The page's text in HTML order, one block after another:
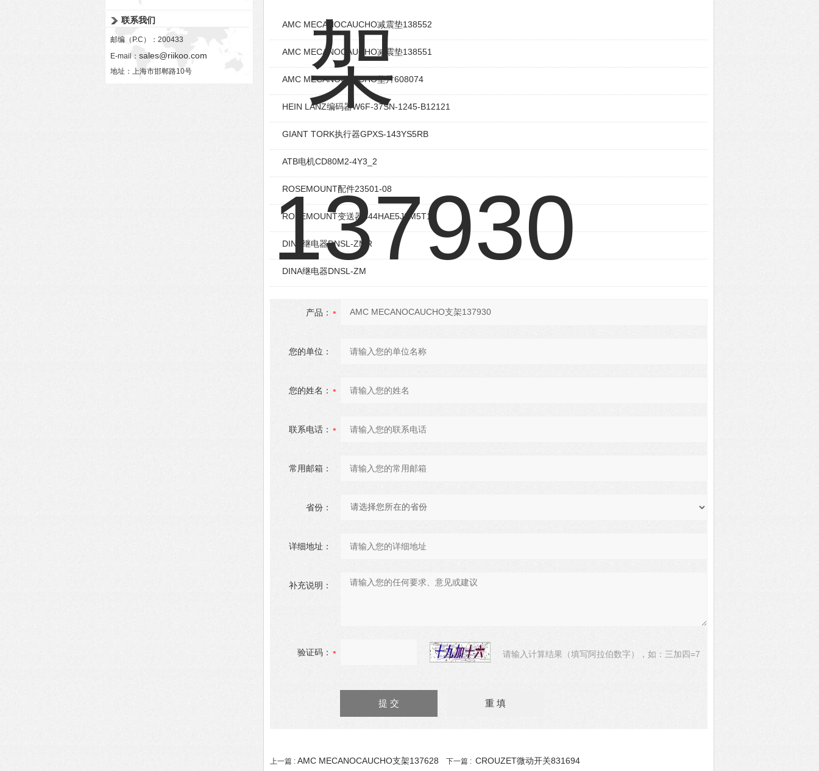
联系我们
邮编（P.C）：200433
E-mail： sales@riikoo.com
地址：上海市邯郸路10号
AMC MECANOCAUCHO减震垫138552
AMC MECANOCAUCHO减震垫138551
AMC MECANOCAUCHO垫片608074
HEIN LANZ编码器W6F-37SN-1245-B12121
GIANT TORK执行器GPXS-143YS5RB
ATB电机CD80M2-4Y3_2
ROSEMOUNT配件23501-08
ROSEMOUNT变送器644HAE5J2M5T1
DINA继电器DNSL-ZMR
DINA继电器DNSL-ZM
产品：
您的单位：
您的姓名：
联系电话：
常用邮箱：
省份：
详细地址：
补充说明：
验证码： 请输入计算结果（填写阿拉伯数字），如：三加四=7
上一篇 : AMC MECANOCAUCHO支架137628 下一篇 : CROUZET微动开关831694